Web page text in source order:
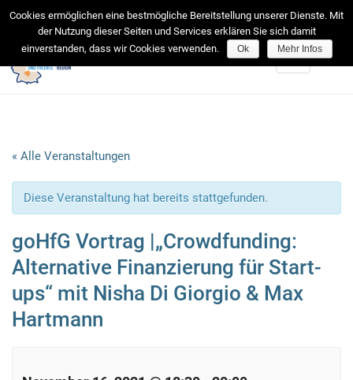
facebook
Toggle
« Alle Veranstaltungen
Diese Veranstaltung hat bereits stattgefunden.
goHfG Vortrag |​„Crowd­fun­ding:
Alter­na­tive Finan­zie­rung für Start-
ups“ mit Nisha Di Giorgio & Max
Hartmann
Cookies ermöglichen eine bestmögliche Bereitstellung unserer Dienste. Mit
der Nutzung dieser Seiten und Services erklären Sie sich damit
einverstanden, dass wir Cookies verwenden.
Ok Mehr Infos